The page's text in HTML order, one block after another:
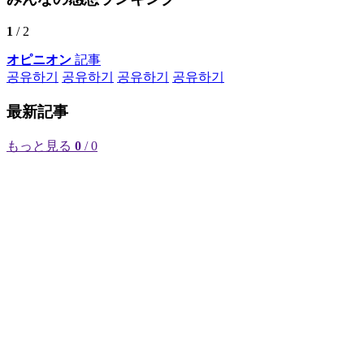
1 / 2
オピニオン 記事
공유하기
공유하기 공유하기 공유하기
最新記事
もっと見る 0 / 0